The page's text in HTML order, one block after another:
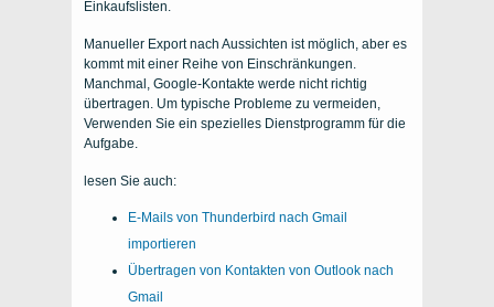
Einkaufslisten.
Manueller Export nach Aussichten ist möglich, aber es
kommt mit einer Reihe von Einschränkungen.
Manchmal, Google-Kontakte werde nicht richtig
übertragen. Um typische Probleme zu vermeiden,
Verwenden Sie ein spezielles Dienstprogramm für die
Aufgabe.
lesen Sie auch:
E-Mails von Thunderbird nach Gmail
importieren
Übertragen von Kontakten von Outlook nach
Gmail